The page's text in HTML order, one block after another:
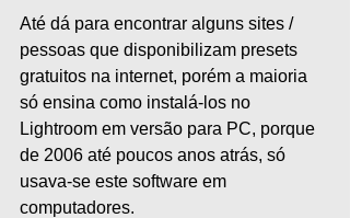
Até dá para encontrar alguns sites /
pessoas que disponibilizam presets
gratuitos na internet, porém a maioria
só ensina como instalá-los no
Lightroom em versão para PC, porque
de 2006 até poucos anos atrás, só
usava-se este software em
computadores.